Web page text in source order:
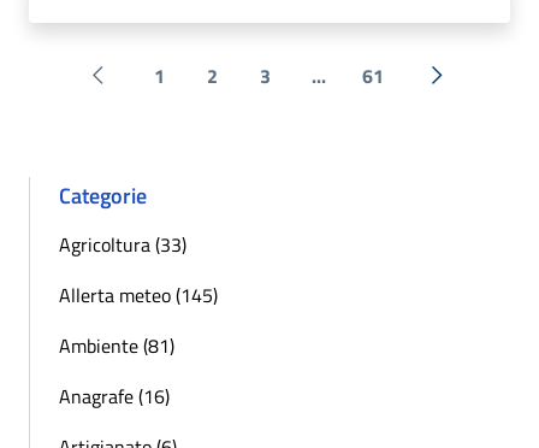
Pagina precedente
1 2 3 ... 61 Successiva
Categorie
Agricoltura (33)
Allerta meteo (145)
Ambiente (81)
Anagrafe (16)